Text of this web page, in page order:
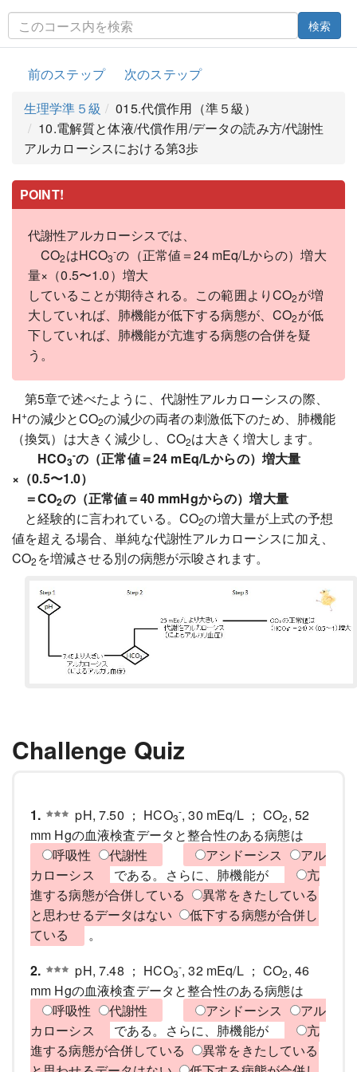
検索
前のステップ
次のステップ
生理学準５級
015.代償作用（準５級）
10.電解質と体液/代償作用/データの読み方/代謝性
アルカローシスにおける第3歩
POINT!
代謝性アルカローシスでは、
CO2はHCO3
-の（正常値＝24 mEq/Lからの）増大
量×（0.5〜1.0）増大
していることが期待される。この範囲よりCO2が増
大していれば、肺機能が低下する病態が、CO2が低
下していれば、肺機能が亢進する病態の合併を疑
う。
第5章で述べたように、代謝性アルカローシスの際、
H+の減少とCO2の減少の両者の刺激低下のため、肺機能
（換気）は大きく減少し、CO2は大きく増大します。
HCO3-の（正常値＝24 mEq/Lからの）増大量
×（0.5〜1.0）
＝CO2の（正常値＝40 mmHgからの）増大量
と経験的に言われている。CO2の増大量が上式の予想
値を超える場合、単純な代謝性アルカローシスに加え、
CO2 を増減させる別の病態が示唆されます。
Challenge Quiz
1. pH, 7.50 ； HCO3
-, 30 mEq/L ； CO2, 52
mm Hgの血液検査データと整合性のある病態は
呼吸性
代謝性 アシドーシス
アル
カローシス
である。さらに、肺機能が
亢
進する病態が合併している
異常をきたしている
と思わせるデータはない
低下する病態が合併し
ている
。
2.
pH, 7.48 ； HCO3
-, 32 mEq/L ； CO2, 46
mm Hgの血液検査データと整合性のある病態は
呼吸性
代謝性 アシドーシス
アル
カローシス
である。さらに、肺機能が
亢
進する病態が合併している
異常をきたしている